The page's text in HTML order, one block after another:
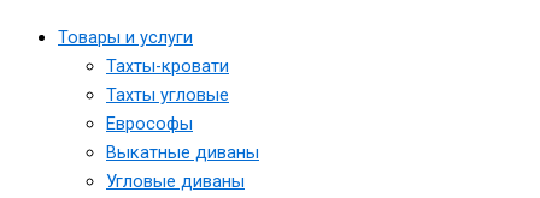
Товары и услуги
Тахты-кровати
Тахты угловые
Еврософы
Выкатные диваны
Угловые диваны